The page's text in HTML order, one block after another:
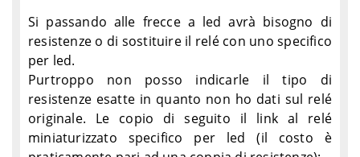
Si passando alle frecce a led avrà bisogno di
resistenze o di sostituire il relé con uno specifico
per led.
Purtroppo non posso indicarle il tipo di
resistenze esatte in quanto non ho dati sul relé
originale. Le copio di seguito il link al relé
miniaturizzato specifico per led (il costo è